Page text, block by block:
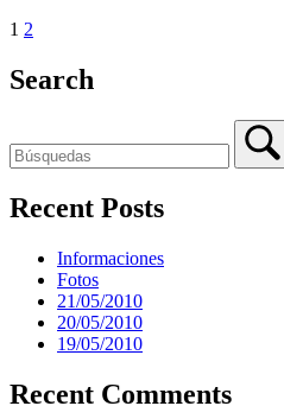
1 2
Search
Recent Posts
Informaciones
Fotos
21/05/2010
20/05/2010
19/05/2010
Recent Comments